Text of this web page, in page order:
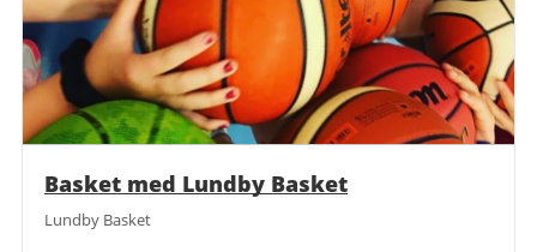
Basket med Lundby Basket
Lundby Basket